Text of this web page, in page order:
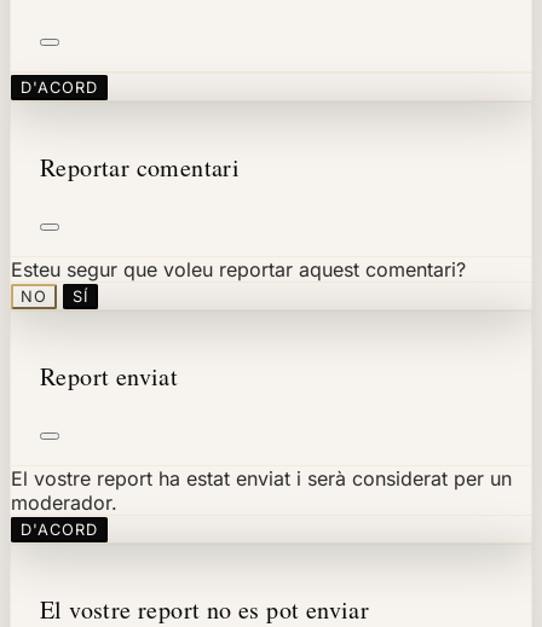
D'ACORD
Reportar comentari
Esteu segur que voleu reportar aquest comentari?
NO SÍ
Report enviat
El vostre report ha estat enviat i serà considerat per un
moderador.
D'ACORD
El vostre report no es pot enviar